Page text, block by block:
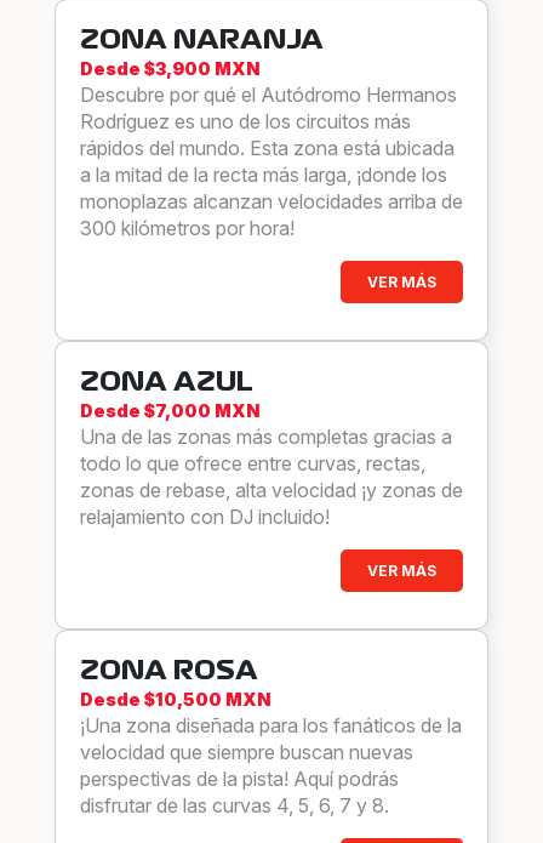
ZONA NARANJA
Desde $3,900 MXN
Descubre por qué el Autódromo Hermanos
Rodríguez es uno de los circuitos más
rápidos del mundo. Esta zona está ubicada
a la mitad de la recta más larga, ¡donde los
monoplazas alcanzan velocidades arriba de
300 kilómetros por hora!
VER MÁS
ZONA AZUL
Desde $7,000 MXN
Una de las zonas más completas gracias a
todo lo que ofrece entre curvas, rectas,
zonas de rebase, alta velocidad ¡y zonas de
relajamiento con DJ incluido!
VER MÁS
ZONA ROSA
Desde $10,500 MXN
¡Una zona diseñada para los fanáticos de la
velocidad que siempre buscan nuevas
perspectivas de la pista! Aquí podrás
disfrutar de las curvas 4, 5, 6, 7 y 8.